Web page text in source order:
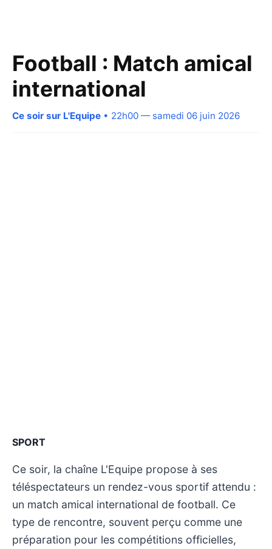
Football : Match amical
international
Ce soir sur L'Equipe • 22h00 — samedi 06 juin 2026
SPORT
Ce soir, la chaîne L'Equipe propose à ses
téléspectateurs un rendez-vous sportif attendu :
un match amical international de football. Ce
type de rencontre, souvent perçu comme une
préparation pour les compétitions officielles,